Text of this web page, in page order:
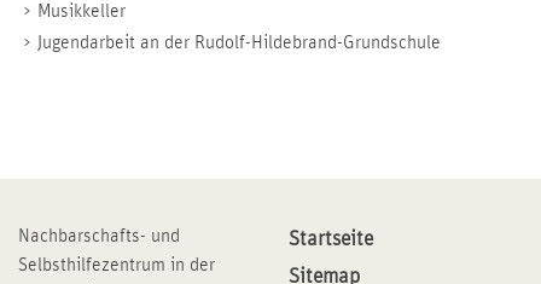
Musikkeller
Jugendarbeit an der Rudolf-Hildebrand-Grundschule
Nachbarschafts- und
Selbsthilfezentrum in der
Startseite
Sitemap